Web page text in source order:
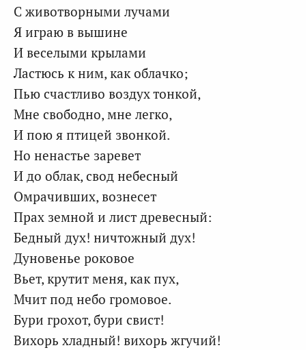
С животворными лучами
Я играю в вышине
И веселыми крылами
Ластюсь к ним, как облачко;
Пью счастливо воздух тонкой,
Мне свободно, мне легко,
И пою я птицей звонкой.
Но ненастье заревет
И до облак, свод небесный
Омрачивших, вознесет
Прах земной и лист древесный:
Бедный дух! ничтожный дух!
Дуновенье роковое
Вьет, крутит меня, как пух,
Мчит под небо громовое.
Бури грохот, бури свист!
Вихорь хладный! вихорь жгучий!